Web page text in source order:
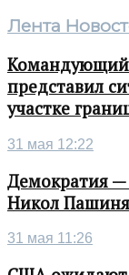
Лента
Командующий
представил
участке
31 мая 12:22
Демократия
Никол
31 мая 11:26